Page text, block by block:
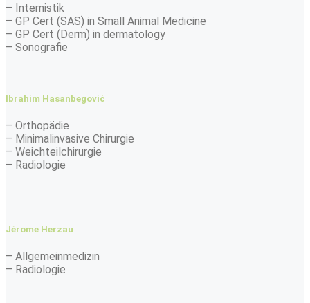
– Internistik
– GP Cert (SAS) in Small Animal Medicine
– GP Cert (Derm) in dermatology
– Sonografie
Ibrahim Hasanbegović
– Orthopädie
– Minimalinvasive Chirurgie
– Weichteilchirurgie
– Radiologie
Jérome Herzau
– Allgemeinmedizin
– Radiologie